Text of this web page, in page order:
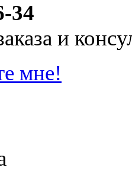
34
и
мне!